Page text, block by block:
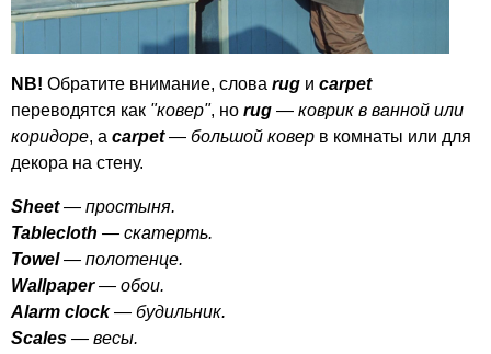
NB! Обратите внимание, слова rug и carpet
переводятся как "ковер", но rug — коврик в ванной или
коридоре, а carpet— большой ковер в комнаты или для
декора на стену.
Sheet— простыня.
Tablecloth — скатерть.
Towel— полотенце.
Wallpaper— обои.
Alarm clock— будильник.
Scales — весы.